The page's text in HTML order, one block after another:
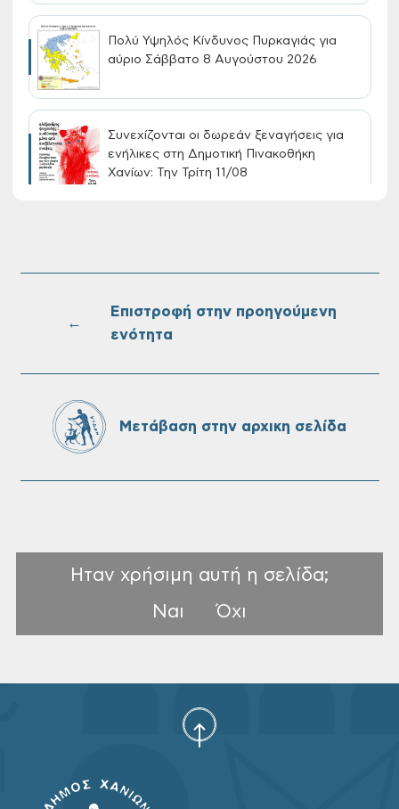
Πολύ Υψηλός Κίνδυνος Πυρκαγιάς για
αύριο Σάββατο 8 Αυγούστου 2026
Συνεχίζονται οι δωρεάν ξεναγήσεις για
ενήλικες στη Δημοτική Πινακοθήκη
Χανίων: Την Τρίτη 11/08
Τακτική συνεδρίαση Δημοτικής Επιτροπής
←
Επιστροφή στην προηγούμενη
ενότητα
Μετάβαση στην αρχικη σελίδα
Ηταν χρήσιμη αυτή η σελίδα;
Ναι
Όχι